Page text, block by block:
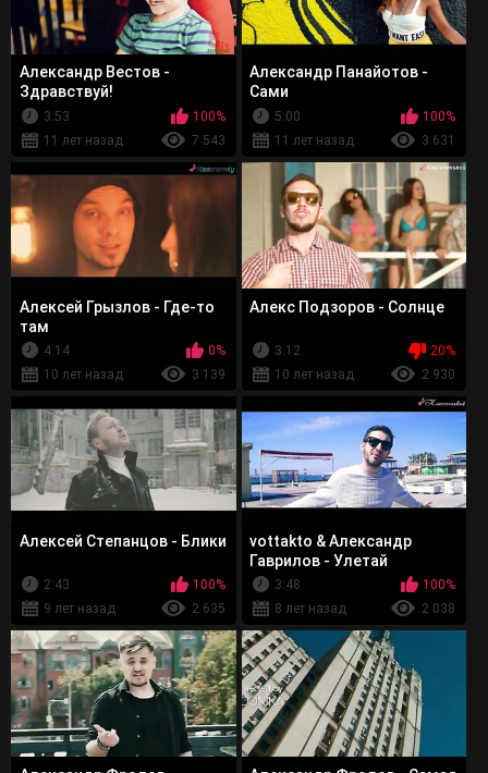
Александр Вестов -
Здравствуй!
3:53
100%
11 лет назад
7 543
Александр Панайотов -
Сами
5:00
100%
11 лет назад
3 631
Алексей Грызлов - Где-то
там
4:14
0%
10 лет назад
3 139
Алекс Подзоров - Солнце
3:12
20%
10 лет назад
2 930
Алексей Степанцов - Блики
2:43
100%
9 лет назад
2 635
vottakto & Александр
Гаврилов - Улетай
3:48
100%
8 лет назад
2 038